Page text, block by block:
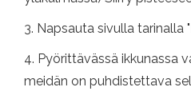
3. Napsauta sivulla tarinalla
4. Pyörittävässä ikkunassa
meidän on puhdistettava